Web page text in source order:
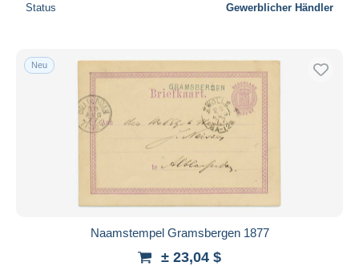
Status Gewerblicher Händler
Neu
Naamstempel Gramsbergen 1877
± 23,04 $